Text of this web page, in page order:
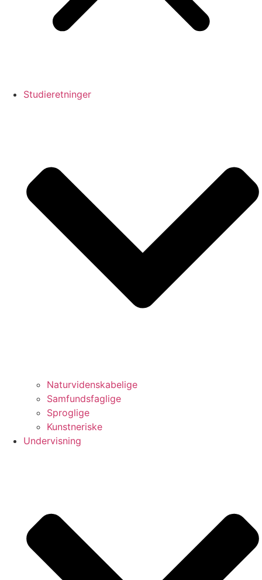
Studieretninger
Naturvidenskabelige
Samfundsfaglige
Sproglige
Kunstneriske
Undervisning